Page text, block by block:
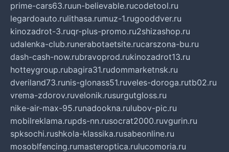
prime-cars63.ruun-believable.rucodetool.ru
legardoauto.rulithasa.rumuz-1.rugooddver.ru
kinozadrot-3.ruqr-plus-promo.ru2shizashop.ru
udalenka-club.runerabotaetsite.rucarszona-bu.ru
dash-cash-now.rubravoprod.rukinozadrot13.ru
hotteygroup.rubagira31.rudommarketnsk.ru
dveriland73.runis-glonass51.ruveles-doroga.rutb02.ru
vrema-zdorov.ruvelonik.rusurgutgloss.ru
nike-air-max-95.runadookna.rulubov-pic.ru
mobilreklama.rupds-nn.rusocrat2000.ruvgurin.ru
spksochi.rushkola-klassika.rusabeonline.ru
mosoblfencing.rumasteroptica.rulucomoria.ru